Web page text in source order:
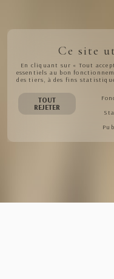
Ce site
En cliquant sur « Tout
essentiels au bon
des tiers, à des fins
TOUT
REJETER